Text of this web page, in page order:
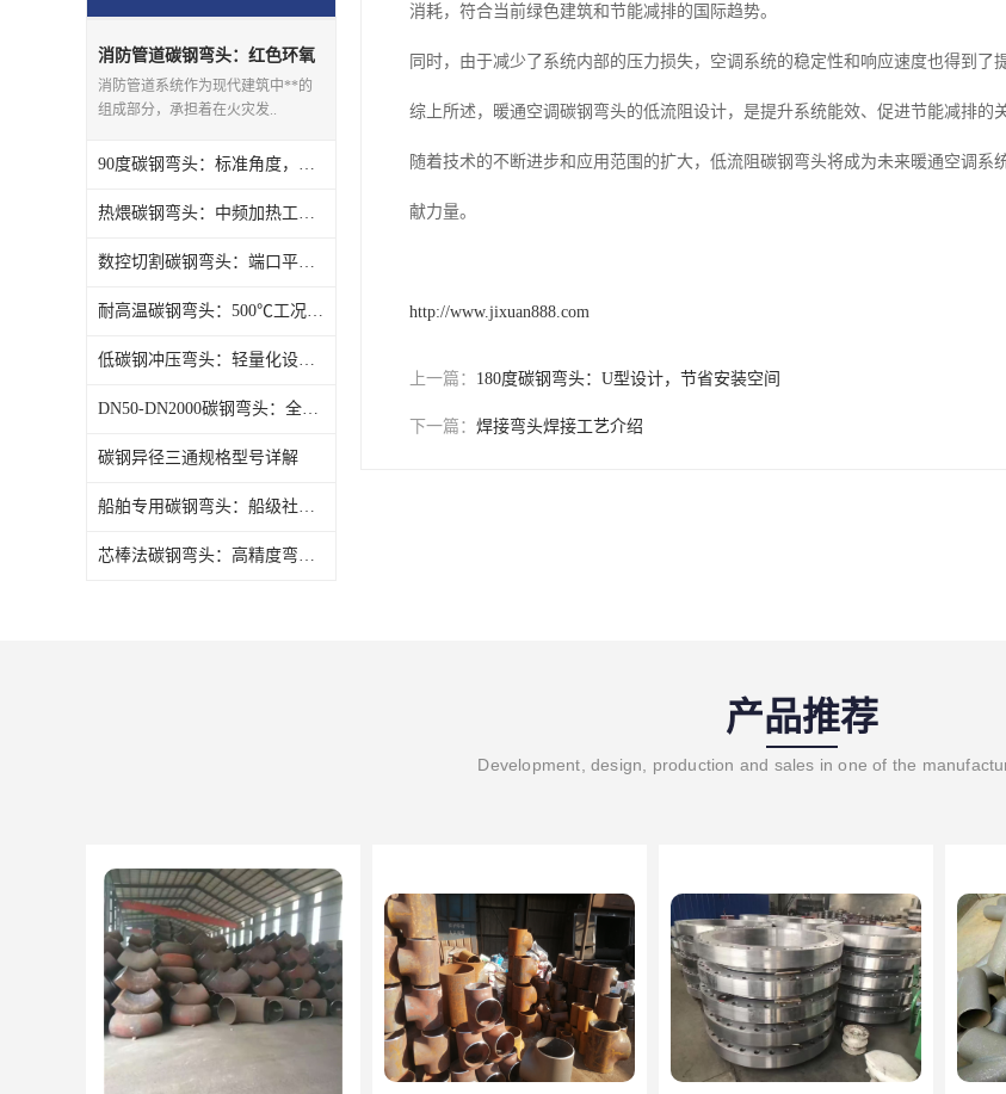
热压弯头
镀锌弯头
消防管道碳钢弯头：红色环氧
涂层，紧急响应快
消防管道系统作为现代建筑中**的
组成部分，承担着在火灾发..
90度碳钢弯头：标准角度，管道转向可以选择
热煨碳钢弯头：中频加热工艺，消除内应力
数控切割碳钢弯头：端口平整，安装便捷
耐高温碳钢弯头：500℃工况稳定运行
低碳钢冲压弯头：轻量化设计，降低工程成本
DN50-DN2000碳钢弯头：全规格覆盖，满足多元需求
碳钢异径三通规格型号详解
船舶专用碳钢弯头：船级社认证，海洋环境适配
芯棒法碳钢弯头：高精度弯制，减少椭圆度
消耗，符合当前绿色建筑和节能减排的国际趋势。
同时，由于减少了系统内部的压力损失，空调系统的稳定性和响应速度也得到了
综上所述，暖通空调碳钢弯头的低流阻设计，是提升系统能效、促进节能减排的
随着技术的不断进步和应用范围的扩大，低流阻碳钢弯头将成为未来暖通空调
献力量。
http://www.jixuan888.com
上一篇： 180度碳钢弯头：U型设计，节省安装空间
下一篇： 焊接弯头焊接工艺介绍
产品推荐
Development, design, production and sales in one of the